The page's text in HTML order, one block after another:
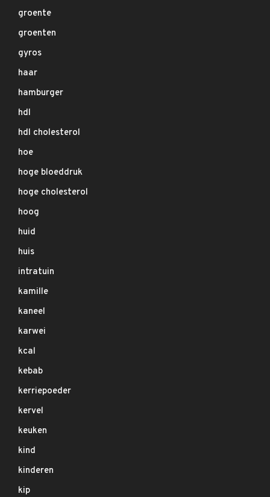
groente
groenten
gyros
haar
hamburger
hdl
hdl cholesterol
hoe
hoge bloeddruk
hoge cholesterol
hoog
huid
huis
intratuin
kamille
kaneel
karwei
kcal
kebab
kerriepoeder
kervel
keuken
kind
kinderen
kip